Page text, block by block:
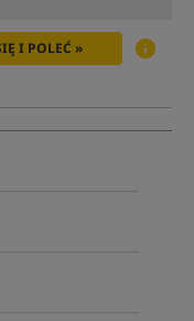
I POLEĆ »